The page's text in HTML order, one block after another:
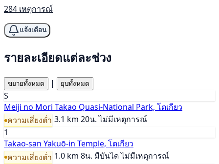
284 เหตุการณ์
แจ้งเตือน
รายละเอียดแต่ละช่วง
ขยายทั้งหมด | ยุบทั้งหมด
S
Meiji no Mori Takao Quasi-National Park, โตเกียว
ความเสี่ยงต่ำ 3.1 km 20น. ไม่มีเหตุการณ์
1
Takao-san Yakuō-in Temple, โตเกียว
ความเสี่ยงต่ำ 1.0 km 8น. มีบันไดไม่มีเหตุการณ์